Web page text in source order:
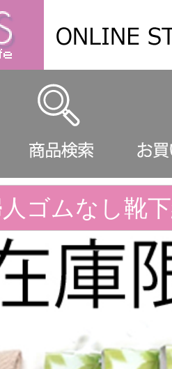
人ゴムなし靴